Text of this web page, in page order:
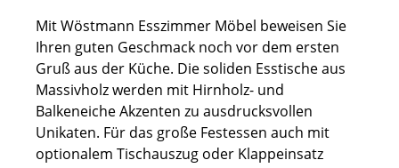
Mit Wöstmann Esszimmer Möbel beweisen Sie
Ihren guten Geschmack noch vor dem ersten
Gruß aus der Küche. Die soliden Esstische aus
Massivholz werden mit Hirnholz- und
Balkeneiche Akzenten zu ausdrucksvollen
Unikaten. Für das große Festessen auch mit
optionalem Tischauszug oder Klappeinsatz